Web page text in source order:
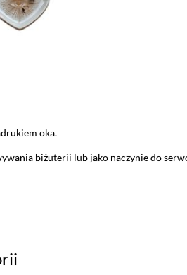
oka.
biżuterii lub jako naczynie do
Ustawiając poszczególne narzędzia
tej strony oraz